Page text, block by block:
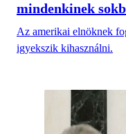
mindenkinek
Az amerikai elnöknek
igyekszik kihasználni.